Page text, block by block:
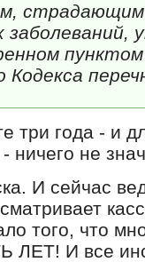
заболеваний,
три года - и
ничего не
И сейчас
того, что
ЛЕТ! И все